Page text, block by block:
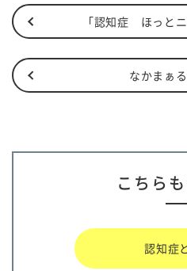
「認知症 ほっと
なかまぁ
こちら
認知症